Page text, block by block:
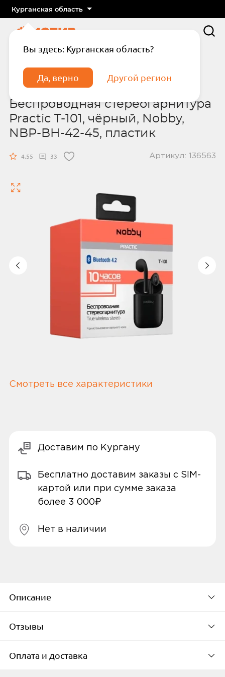
Курганская область
Вы здесь: Курганская область?
Да, верно Другой регион
Беспроводная стереогарнитура Practic T-101,
чёрный, Nobby, NBP-BH-42-45, пластик
Беспроводная стереогарнитура
Practic T-101, чёрный, Nobby,
NBP-BH-42-45, пластик
4.55 33 Артикул: 136563
Смотреть все характеристики
Доставим по Кургану
Бесплатно доставим заказы с SIM-
картой или при сумме заказа
более 3 000₽
Нет в наличии
Описание
Беспроводная стереогарнитура
устройство, позволяющее не только
Отзывы
По популярности
Оплата и доставка
Подтвердите телефон
Введите код из СМС
Отправить код еще раз через